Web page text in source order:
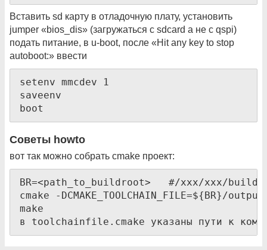
Вставить sd карту в отладочную плату, установить
jumper «bios_dis» (загружаться с sdcard а не с qspi)
подать питание, в u-boot, после «Hit any key to stop
autoboot:» ввести
setenv mmcdev 1
saveenv
boot
Советы howto
вот так можно собрать cmake проект:
BR=<path_to_buildroot>   #/xxx/xxx/
cmake -
make
в toolchainfile.cmake указаны пути к